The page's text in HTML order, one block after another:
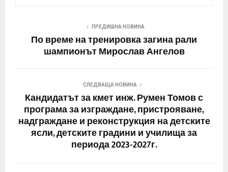
ПРЕДИШНА НОВИНА
По време на тренировка загина рали
шампионът Мирослав Ангелов
СЛЕДВАЩА НОВИНА
Кандидатът за кмет инж. Румен Томов с
програма за изграждане, пристрояване,
надграждане и реконструкция на детските
ясли, детските градини и училища за
периода 2023-2027г.